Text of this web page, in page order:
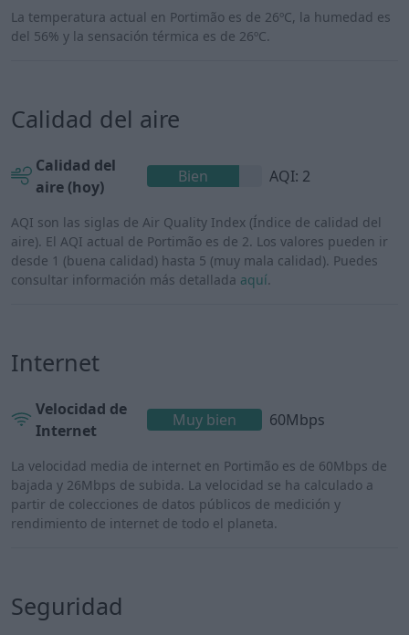
La temperatura actual en Portimão es de 26ºC, la humedad es
del 56% y la sensación térmica es de 26ºC.
Calidad del aire
Calidad del
aire (hoy)
Bien AQI: 2
AQI son las siglas de Air Quality Index (Índice de calidad del
aire). El AQI actual de Portimão es de 2. Los valores pueden ir
desde 1 (buena calidad) hasta 5 (muy mala calidad). Puedes
consultar información más detallada aquí.
Internet
Velocidad de
Internet
Muy bien 60Mbps
La velocidad media de internet en Portimão es de 60Mbps de
bajada y 26Mbps de subida. La velocidad se ha calculado a
partir de colecciones de datos públicos de medición y
rendimiento de internet de todo el planeta.
Seguridad